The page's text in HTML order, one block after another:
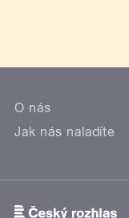
O nás
Jak nás naladíte